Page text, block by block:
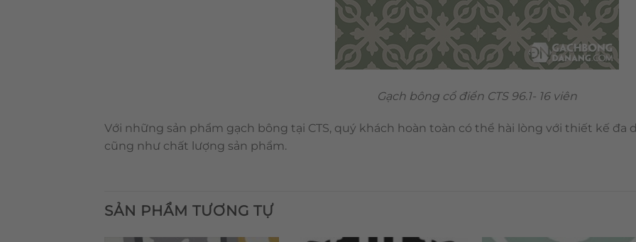
Gạch bông cổ điển CTS 96.1- 16 viên
Với những sản phẩm gạch bông tại CTS, quý khách hoàn toàn có thể hài lòng với thiết kế đa
cũng như chất lượng sản phẩm.
SẢN PHẨM TƯƠNG TỰ